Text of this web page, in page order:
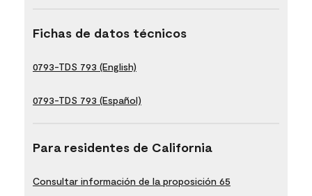
Fichas de datos técnicos
0793-TDS 793 (English)
0793-TDS 793 (Español)
Para residentes de California
Consultar información de la proposición 65